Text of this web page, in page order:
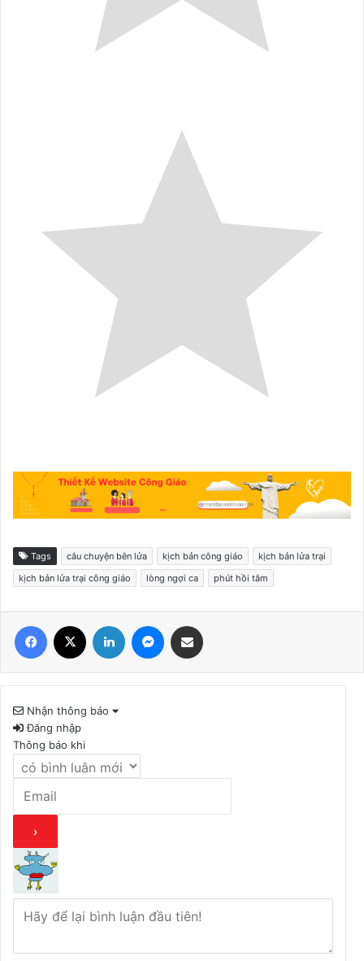
Tags câu chuyện bên lửa kịch bản công giáo
kịch bản lửa trại
kịch bản lửa trại công giáo
lòng ngợi ca phút hồi tâm
Nhận thông báo
Đăng nhập
Thông báo khi